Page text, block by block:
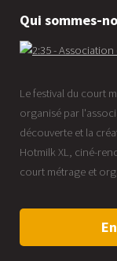
Qui sommes-
Le festival du court
organisé par
découverte et la
Hotmilk XL, ciné-
court métrage et